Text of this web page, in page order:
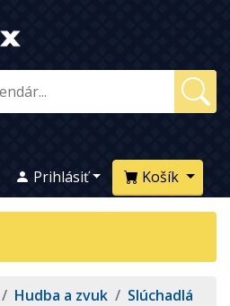
Košík
Prihlásiť
/ Hudba a zvuk / Slúchadlá